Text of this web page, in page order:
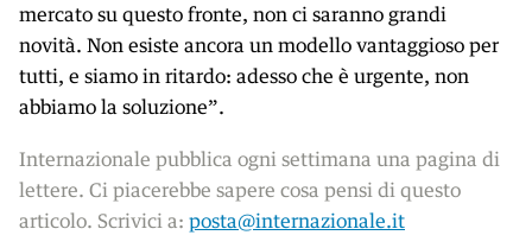
mercato su questo fronte, non ci saranno grandi
novità. Non esiste ancora un modello vantaggioso per
tutti, e siamo in ritardo: adesso che è urgente, non
abbiamo la soluzione”.
Internazionale pubblica ogni settimana una pagina di
lettere. Ci piacerebbe sapere cosa pensi di questo
articolo. Scrivici a: posta@internazionale.it